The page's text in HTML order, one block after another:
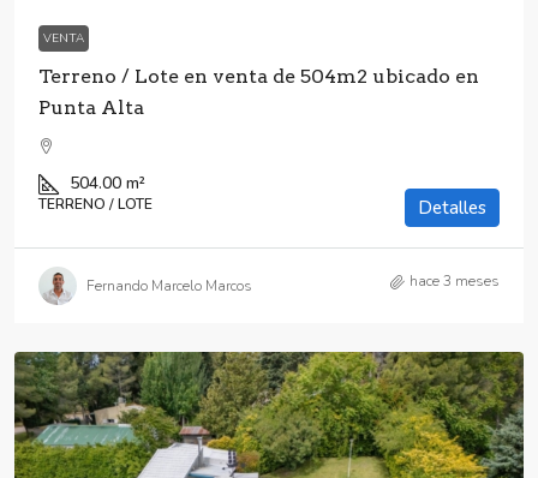
VENTA
Terreno / Lote en venta de 504m2 ubicado en
Punta Alta
504.00 m²
TERRENO / LOTE Detalles
Fernando Marcelo Marcos hace 3 meses